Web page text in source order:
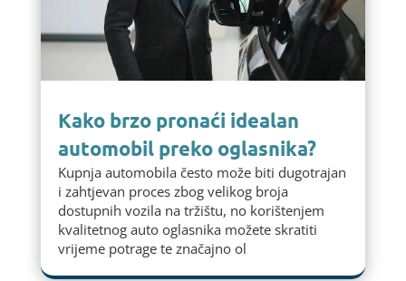
Kako brzo pronaći idealan
automobil preko oglasnika?
Kupnja automobila često može biti dugotrajan
i zahtjevan proces zbog velikog broja
dostupnih vozila na tržištu, no korištenjem
kvalitetnog auto oglasnika možete skratiti
vrijeme potrage te značajno ol